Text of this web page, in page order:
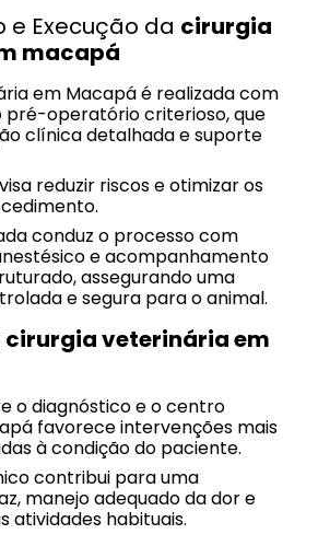
e Execução da cirurgia
macapá
em Macapá é realizada com
pré-operatório criterioso, que
clínica detalhada e suporte
reduzir riscos e otimizar os
conduz o processo com
e acompanhamento
assegurando uma
e segura para o animal.
cirurgia veterinária em
o diagnóstico e o centro
favorece intervenções mais
à condição do paciente.
contribui para uma
manejo adequado da dor e
atividades habituais.